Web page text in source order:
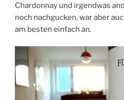
Chardonnay und irgendwas
noch nachgucken, war aber
am besten einfach an.